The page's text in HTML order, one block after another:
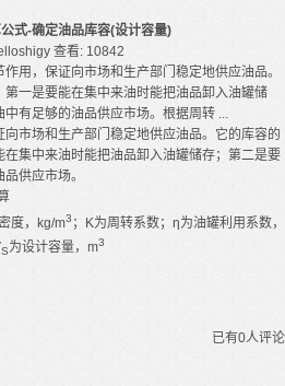
式-确定油品库容(设计容量)
查看: 10842
用，保证向市场和生产部门稳定地供应油品。
一是要能在集中来油时能把油品卸入油罐储
有足够的油品供应市场。根据周转 ...
市场和生产部门稳定地供应油品。它的库容的
集中来油时能把油品卸入油罐储存；第二是要
供应市场。
度，kg/m3 ；K为周转系数；η为油罐利用系数，
S为设计容量，m3
已有0人评论